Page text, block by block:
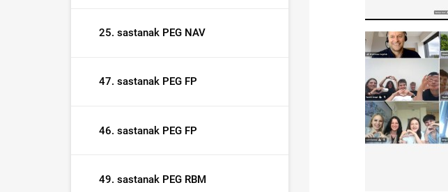
25. sastanak PEG NAV
47. sastanak PEG FP
46. sastanak PEG FP
49. sastanak PEG RBM